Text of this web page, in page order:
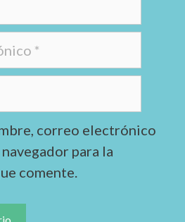
correo electrónico
para la
comente.